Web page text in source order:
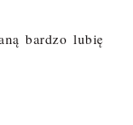
bardzo lubię